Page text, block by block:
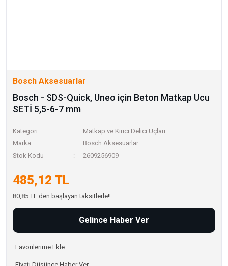
Bosch Aksesuarlar
Bosch - SDS-Quick, Uneo için Beton Matkap Ucu
SETİ 5,5-6-7 mm
Kategori
Matkap ve Kırıcı Delici Uçları
Marka
Bosch Aksesuarlar
Stok Kodu
2609256909
485,12 TL
80,85 TL den başlayan taksitlerle!!
Gelince Haber Ver